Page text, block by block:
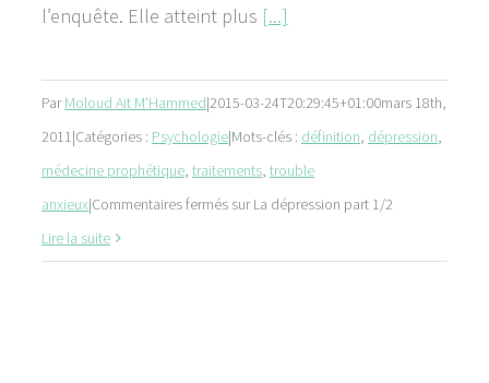
l’enquête. Elle atteint plus [...]
ParMoloud Ait M'Hammed|2015-03-24T20:29:45+01:00mars 18th,
2011|Catégories : Psychologie|Mots-clés : définition, dépression,
médecine prophétique, traitements, trouble
anxieux|Commentaires fermés sur La dépression part 1/2
Lire la suite